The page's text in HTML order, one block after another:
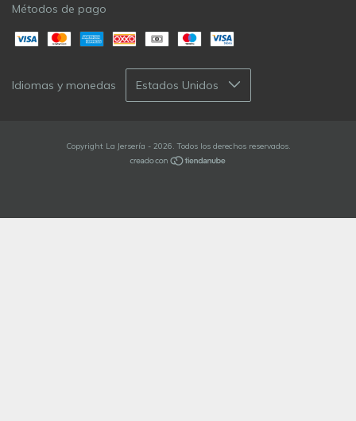
Métodos de pago
Idiomas y monedas
Copyright La Jersería - 2026. Todos los derechos reservados.